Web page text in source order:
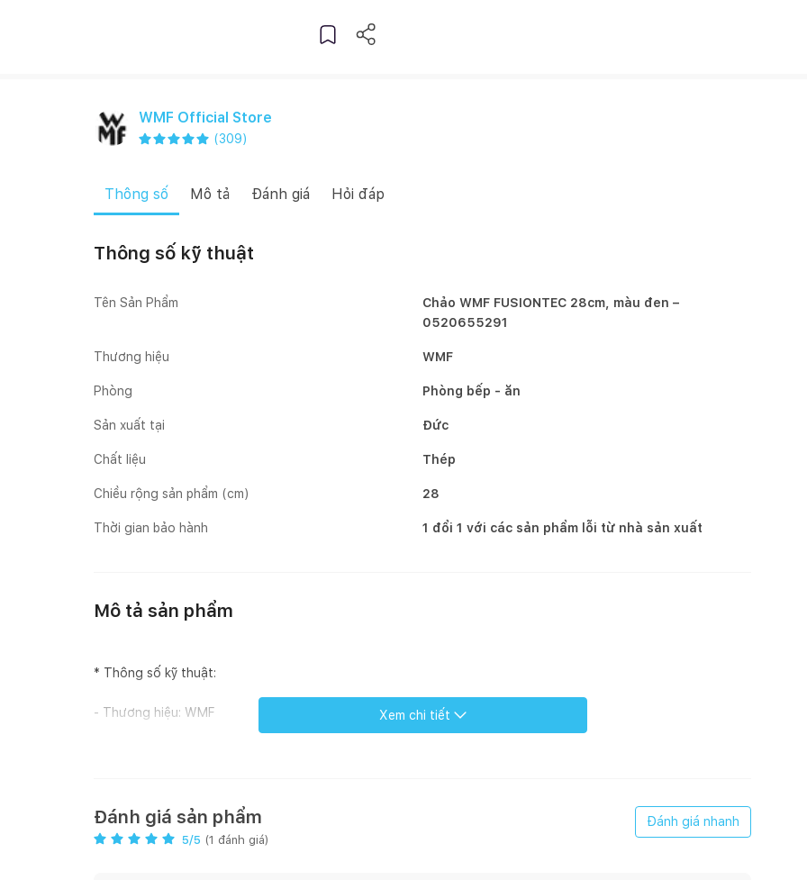
WMF Official Store
(309)
Thông số Mô tả Đánh giá Hỏi đáp
Thông số kỹ thuật
Tên Sản Phẩm
Chảo WMF FUSIONTEC 28cm, màu đen –
0520655291
Thương hiệu WMF
Phòng Phòng bếp - ăn
Sản xuất tại Đức
Chất liệu Thép
Chiều rộng sản phẩm (cm) 28
Thời gian bảo hành 1 đổi 1 với các sản phẩm lỗi từ nhà sản xuất
Mô tả sản phẩm
* Thông số kỹ thuật:
- Thương hiệu: WMF
- Chất liệu: Thép không gỉ Cromargan 18/10, không mùi vị, kháng axit
Xem chi tiết
Đánh giá sản phẩm
5/5 (1 đánh giá)
Đánh giá nhanh